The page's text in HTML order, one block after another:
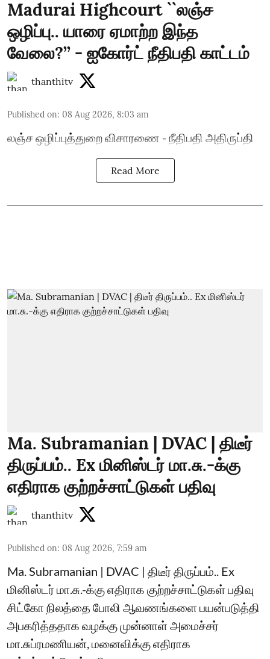
Madurai Highcourt ``லஞ்ச
ஒழிப்பு.. யாரை ஏமாற்ற இந்த
வேலை?’’ - ஐகோர்ட் நீதிபதி காட்டம்
thanthitv
Published on: 08 Aug 2026, 8:03 am
லஞ்ச ஒழிப்புத்துறை விசாரணை - நீதிபதி அதிருப்தி
Read More
Ma. Subramanian | DVAC | திடீர்
திருப்பம்.. Ex மினிஸ்டர் மா.சு.-க்கு
எதிராக குற்றச்சாட்டுகள் பதிவு
thanthitv
Published on: 08 Aug 2026, 7:59 am
Ma. Subramanian | DVAC | திடீர் திருப்பம்.. Ex
மினிஸ்டர் மா.சு.-க்கு எதிராக குற்றச்சாட்டுகள் பதிவு
சிட்கோ நிலத்தை போலி ஆவணங்களை பயன்படுத்தி
அபகரித்ததாக வழக்கு முன்னாள் அமைச்சர்
மா.சுப்ரமணியன், மனைவிக்கு எதிராக